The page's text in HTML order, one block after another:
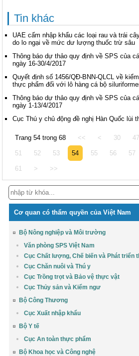
Tin khác
UAE cấm nhập khẩu các loại rau và trái
do lo ngại về mức dư lượng thuốc trừ sâu
Thông báo dự thảo quy định về SPS của
ngày 16-30/4/2017
Quyết định số 1456/QĐ-BNN-QLCL về
thực phẩm đối với lô hàng cá bộ
Thông báo dự thảo quy định về SPS của
ngày 1-13/4/2017
Cục Thú y chủ động đề nghị Hàn Quốc lùi
Trang 54 trong 68 << < 30 47
51 52 53 54 55 56 57
61 > >>
Cơ quan có thẩm quyền của Việt Nam
Bộ Nông nghiệp và Môi trường
Văn phòng SPS Việt Nam
Cục Chất lượng, Chế biến và Phát triển
Cục Chăn nuôi và Thú y
Cục Trồng trọt và Bảo vệ thực vật
Cục Thủy sản và Kiểm ngư
Bộ Công Thương
Cục Xuất nhập khẩu
Bộ Y tế
Cục An toàn thực phẩm
Bộ Khoa học và Công nghệ